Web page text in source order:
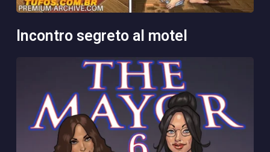
incontro segreto al motel